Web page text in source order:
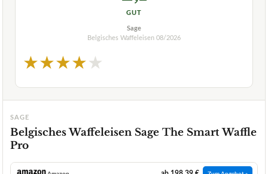
GUT
Sage
Belgisches Waffeleisen 08/2026
★★★★★
SAGE
Belgisches Waffeleisen Sage The Smart Waffle
Pro